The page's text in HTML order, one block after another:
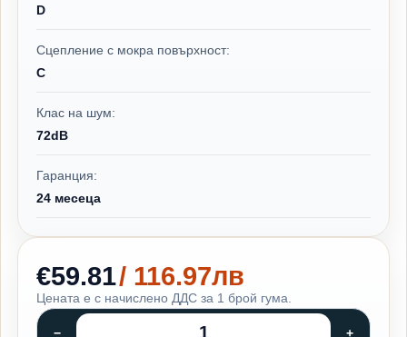
D
Сцепление с мокра повърхност:
C
Клас на шум:
72dB
Гаранция:
24 месеца
€59.81/ 116.97лв
Цената е с начислено ДДС за 1 брой гума.